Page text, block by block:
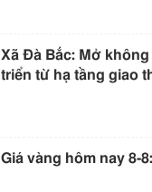
Xã Đà Bắc: Mở
triển từ hạ tầng giao
Giá vàng hôm nay 8-